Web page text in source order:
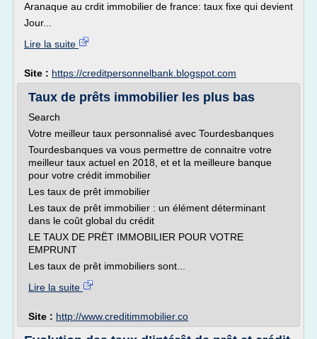
Aranaque au crdit immobilier de france: taux fixe qui devient
Jour...
Lire la suite
Site : https://creditpersonnelbank.blogspot.com
Taux de prêts immobilier les plus bas
Search
Votre meilleur taux personnalisé avec Tourdesbanques
Tourdesbanques va vous permettre de connaitre votre
meilleur taux actuel en 2018, et et la meilleure banque
pour votre crédit immobilier
Les taux de prêt immobilier
Les taux de prêt immobilier : un élément déterminant
dans le coût global du crédit
LE TAUX DE PRËT IMMOBILIER POUR VOTRE
EMPRUNT
Les taux de prêt immobiliers sont...
Lire la suite
Site : http://www.creditimmobilier.co